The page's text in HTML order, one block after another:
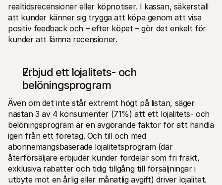
realtidsrecensioner eller köpnotiser. I kassan, säkerställ
att kunder känner sig trygga att köpa genom att visa
positiv feedback och – efter köpet – gör det enkelt för
kunder att lämna recensioner.
Erbjud ett lojalitets- och
belöningsprogram
Även om det inte står extremt högt på listan, säger
nästan 3 av 4 konsumenter (71%) att ett lojalitets- och
belöningsprogram är en avgörande faktor för att handla
igen från ett företag. Och till och med
abonnemangsbaserade lojalitetsprogram (där
återförsäljare erbjuder kunder fördelar som fri frakt,
exklusiva rabatter och tidig tillgång till försäljningar i
utbyte mot en årlig eller månatlig avgift) driver lojalitet.